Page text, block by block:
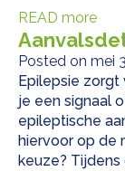
READ more
Posted on mei
Epilepsie zorgt
je een signaal
epileptische
hiervoor op de
keuze?